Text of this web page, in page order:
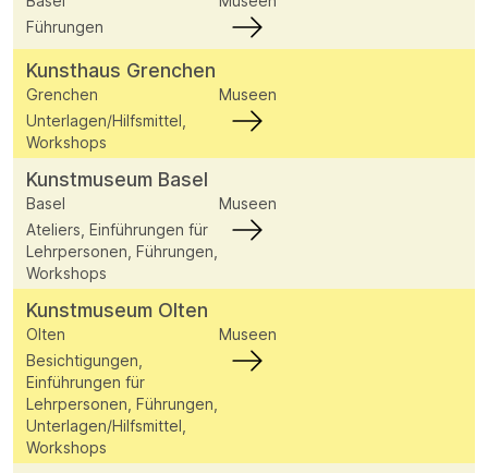
Führungen
Kunsthaus Grenchen
Grenchen
Museen
Unterlagen/Hilfsmittel,
Workshops
Kunstmuseum Basel
Basel
Museen
Ateliers, Einführungen für
Lehrpersonen, Führungen,
Workshops
Kunstmuseum Olten
Olten
Museen
Besichtigungen,
Einführungen für
Lehrpersonen, Führungen,
Unterlagen/Hilfsmittel,
Workshops